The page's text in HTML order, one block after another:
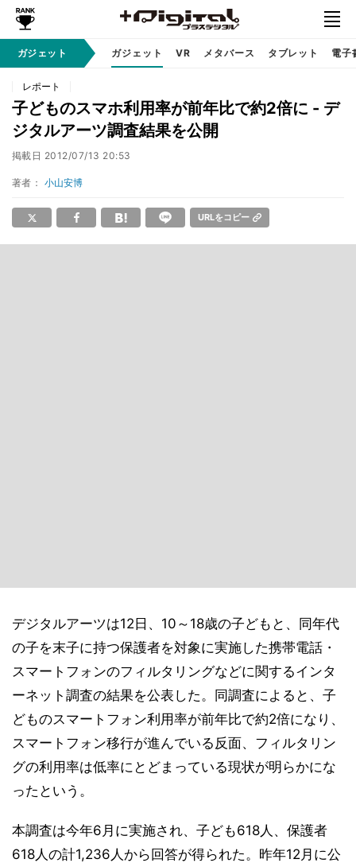
ガジェット ガジェット VR メタバース タブレット 電子
レポート
子どものスマホ利用率が前年比で約2倍に - デ
ジタルアーツ調査結果を公開
掲載日 2012/07/13 20:53
著者： 小山安博
URLをコピー
デジタルアーツは12日、10～18歳の子どもと、同年代
の子を末子に持つ保護者を対象に実施した携帯電話・
スマートフォンのフィルタリングなどに関するインタ
ーネット調査の結果を公表した。同調査によると、子
どものスマートフォン利用率が前年比で約2倍になり、
スマートフォン移行が進んでいる反面、フィルタリン
グの利用率は低率にとどまっている現状が明らかにな
ったという。
本調査は今年6月に実施され、子ども618人、保護者
618人の計1,236人から回答が得られた。昨年12月に公